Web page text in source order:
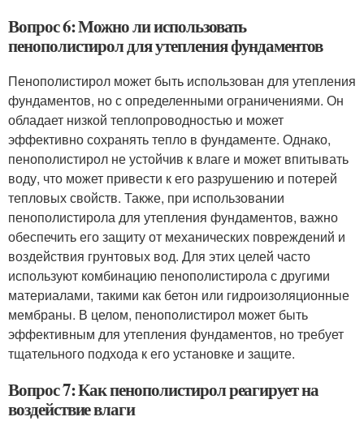
Вопрос 6: Можно ли использовать
пенополистирол для утепления фундаментов
Пенополистирол может быть использован для утепления
фундаментов, но с определенными ограничениями. Он
обладает низкой теплопроводностью и может
эффективно сохранять тепло в фундаменте. Однако,
пенополистирол не устойчив к влаге и может впитывать
воду, что может привести к его разрушению и потерей
тепловых свойств. Также, при использовании
пенополистирола для утепления фундаментов, важно
обеспечить его защиту от механических повреждений и
воздействия грунтовых вод. Для этих целей часто
используют комбинацию пенополистирола с другими
материалами, такими как бетон или гидроизоляционные
мембраны. В целом, пенополистирол может быть
эффективным для утепления фундаментов, но требует
тщательного подхода к его установке и защите.
Вопрос 7: Как пенополистирол реагирует на
воздействие влаги